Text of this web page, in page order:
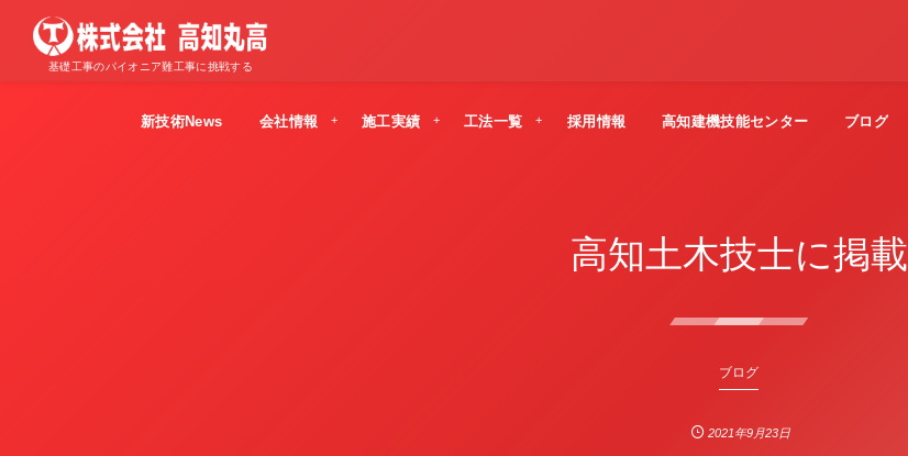
基礎工事のパイオニア難工事に挑戦する
新技術News 会社情報 施工実績 工法一覧 採用情報 高知建機技能センター ブログ
高知土木技士に掲載
ブログ
2021年9月23日